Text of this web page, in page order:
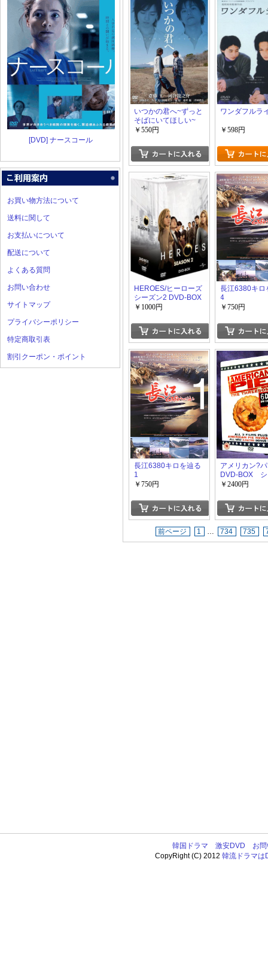
[DVD] ナースコール
お買い物方法について
送料に関して
お支払いについて
配送について
よくある質問
お問い合わせ
サイトマップ
プライバシーポリシー
特定商取引表
割引クーポン・ポイント
いつかの君へ~ずっと
そばにいてほしい~
￥550円
ワンダフルラ
￥598円
HEROES/ヒーローズ
シーズン2 DVD-BOX
￥1000円
長江6380キロ
4
￥750円
長江6380キロを辿る
1
￥750円
アメリカン?
DVD-BOX シ
1-6
￥2400円
前ページ 1 … 734 735
韓国ドラマ 激安DVD
お
CopyRight (C) 2012韓流ドラマは